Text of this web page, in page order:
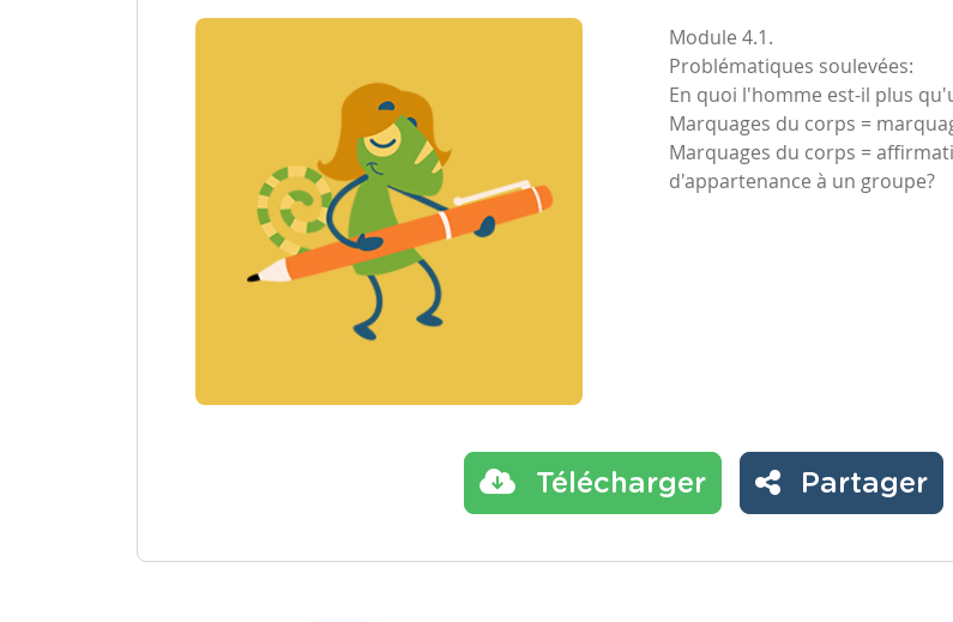
Module 4.1.
Problématiques soulevées:
En quoi l'homme est-il plus
Marquages du corps =
Marquages du corps =
d'appartenance à un groupe?
Télécharger Partager